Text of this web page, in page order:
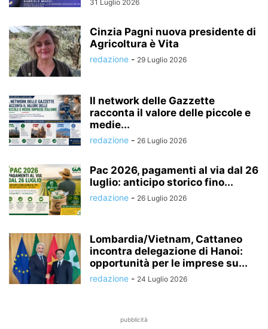
31 Luglio 2026
Cinzia Pagni nuova presidente di
Agricoltura è Vita
redazione - 29 Luglio 2026
Il network delle Gazzette
racconta il valore delle piccole e
medie...
redazione - 26 Luglio 2026
Pac 2026, pagamenti al via dal 26
luglio: anticipo storico fino...
redazione - 26 Luglio 2026
Lombardia/Vietnam, Cattaneo
incontra delegazione di Hanoi:
opportunità per le imprese su...
redazione - 24 Luglio 2026
pubblicità